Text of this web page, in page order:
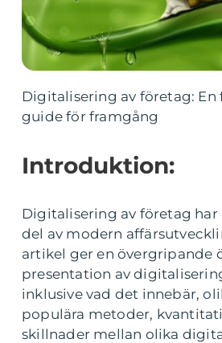
Digitalisering av företag: En
guide för framgång
Introduktion:
Digitalisering av företag
del av modern
artikel ger en övergripande
presentation av
inklusive vad det innebär,
populära metoder,
skillnader mellan olika